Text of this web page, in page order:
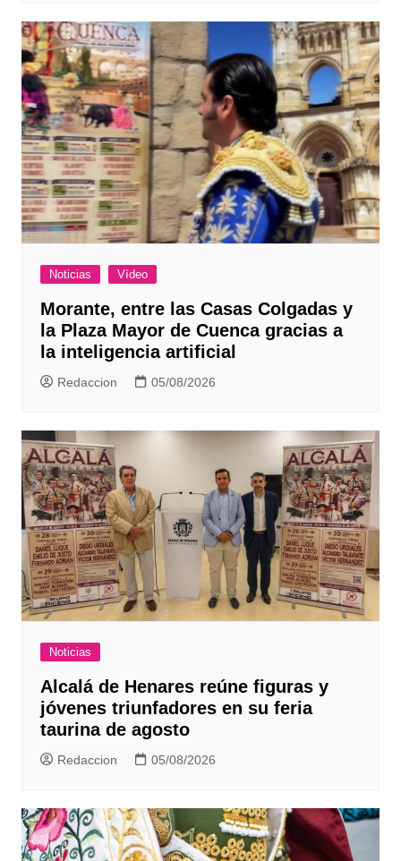
Noticias Vídeo
Morante, entre las Casas Colgadas y
la Plaza Mayor de Cuenca gracias a
la inteligencia artificial
Redaccion 05/08/2026
Noticias
Alcalá de Henares reúne figuras y
jóvenes triunfadores en su feria
taurina de agosto
Redaccion 05/08/2026